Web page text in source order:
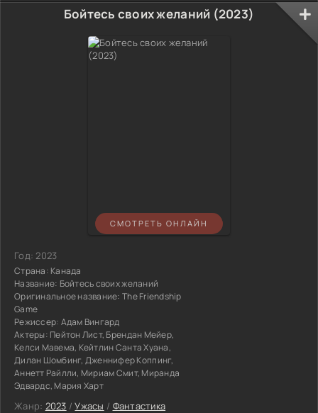
Бойтесь своих желаний (2023)
СМОТРЕТЬ ОНЛАЙН
Год:2023
Страна: Канада
Название: Бойтесь своих желаний
Оригинальное название: The Friendship
Game
Режиссер: Адам Вингард
Актеры: Пейтон Лист, Брендан Мейер,
Келси Мавема, Кейтлин Санта Хуана,
Дилан Шомбинг, Дженнифер Коппинг,
Аннетт Райлли, Мириам Смит, Миранда
Эдвардс, Мария Харт
Жанр: 2023 /Ужасы / Фантастика